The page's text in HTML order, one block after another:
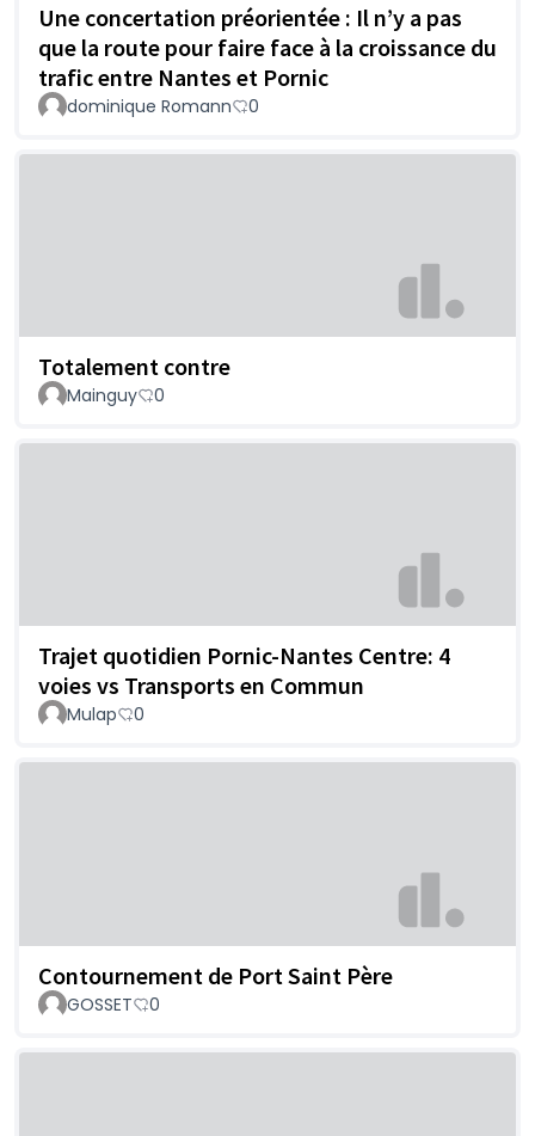
Une concertation préorientée : Il n’y a pas
que la route pour faire face à la croissance du
trafic entre Nantes et Pornic
dominique Romann 0
Totalement contre
Mainguy 0
Trajet quotidien Pornic-Nantes Centre: 4
voies vs Transports en Commun
Mulap 0
Contournement de Port Saint Père
GOSSET 0